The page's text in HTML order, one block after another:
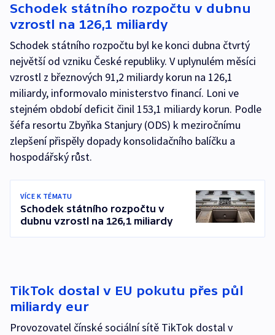
Schodek státního rozpočtu v dubnu
vzrostl na 126,1 miliardy
Schodek státního rozpočtu byl ke konci dubna čtvrtý
největší od vzniku České republiky. V uplynulém měsíci
vzrostl z březnových 91,2 miliardy korun na 126,1
miliardy, informovalo ministerstvo financí. Loni ve
stejném období deficit činil 153,1 miliardy korun. Podle
šéfa resortu Zbyňka Stanjury (ODS) k meziročnímu
zlepšení přispěly dopady konsolidačního balíčku a
hospodářský růst.
VÍCE K TÉMATU
Schodek státního rozpočtu v
dubnu vzrostl na 126,1 miliardy
TikTok dostal v EU pokutu přes půl
miliardy eur
Provozovatel čínské sociální sítě TikTok dostal v